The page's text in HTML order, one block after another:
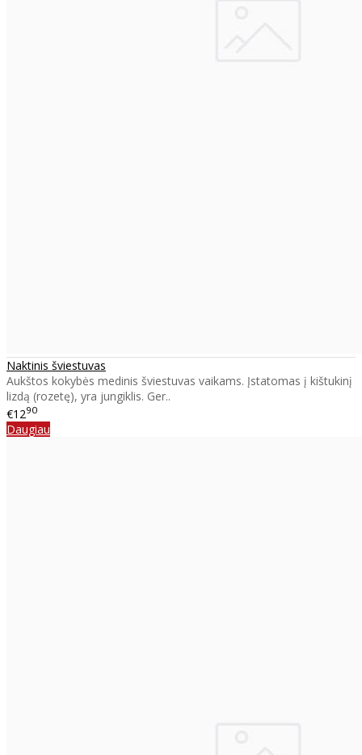
Naktinis šviestuvas
Aukštos kokybės medinis šviestuvas vaikams. Įstatomas į kištukinį
lizdą (rozetę), yra jungiklis. Ger..
€1290
Daugiau